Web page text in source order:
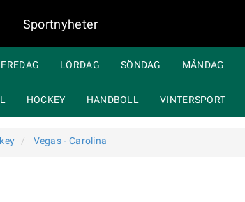
Sportnyheter
FREDAG LÖRDAG SÖNDAG MÅNDAG
HOCKEY HANDBOLL VINTERSPORT
Vegas - Carolina